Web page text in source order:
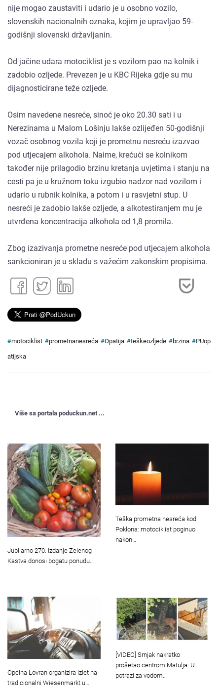
nije mogao zaustaviti i udario je u osobno vozilo,
slovenskih nacionalnih oznaka, kojim je upravljao 59-
godišnji slovenski državljanin.
Od jačine udara motociklist je s vozilom pao na kolnik i
zadobio ozljede. Prevezen je u KBC Rijeka gdje su mu
dijagnosticirane teže ozljede.
Osim navedene nesreće, sinoć je oko 20.30 sati i u
Nerezinama u Malom Lošinju lakše ozlijeđen 50-godišnji
vozač osobnog vozila koji je prometnu nesreću izazvao
pod utjecajem alkohola. Naime, krećući se kolnikom
također nije prilagodio brzinu kretanja uvjetima i stanju na
cesti pa je u kružnom toku izgubio nadzor nad vozilom i
udario u rubnik kolnika, a potom i u rasvjetni stup. U
nesreći je zadobio lakše ozljede, a alkotestiranjem mu je
utvrđena koncentracija alkohola od 1,8 promila.
Zbog izazivanja prometne nesreće pod utjecajem alkohola
sankcioniran je u skladu s važećim zakonskim propisima.
#motociklist #prometnanesreća #Opatija #teškeozljede #brzina #PUop
atijska
Više sa portala poduckun.net ...
Jubilarno 270. izdanje Zelenog
Kastva donosi bogatu ponudu…
Teška prometna nesreća kod
Poklona: motociklist poginuo
nakon…
Općina Lovran organizira izlet na
tradicionalni Wiesenmarkt u…
[VIDEO] Srnjak nakratko
prošetao centrom Matulja: U
potrazi za vodom…